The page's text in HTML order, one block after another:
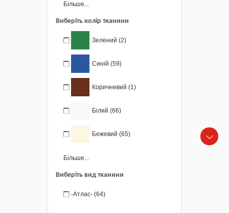
Більше...
Виберіть колір тканини
Зелений (2)
Синій (59)
Коричневий (1)
Білий (66)
Бежевий (65)
Більше...
Виберіть вид тканини
-Атлас- (64)